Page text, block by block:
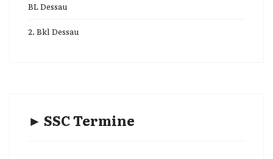
BL Dessau
2. Bkl Dessau
► SSC Termine